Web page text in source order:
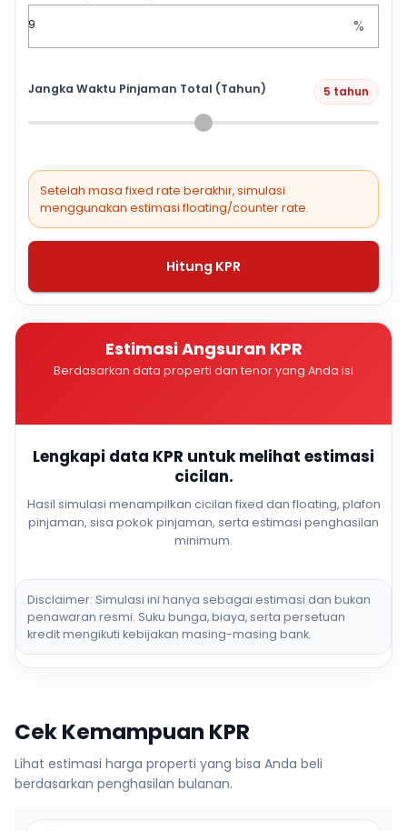
%
Jangka Waktu Pinjaman Total (Tahun) 5 tahun
Setelah masa fixed rate berakhir, simulasi
menggunakan estimasi floating/counter rate.
Hitung KPR
Estimasi Angsuran KPR
Berdasarkan data properti dan tenor yang Anda isi
Lengkapi data KPR untuk melihat estimasi
cicilan.
Hasil simulasi menampilkan cicilan fixed dan floating, plafon
pinjaman, sisa pokok pinjaman, serta estimasi penghasilan
minimum.
Disclaimer: Simulasi ini hanya sebagai estimasi dan bukan
penawaran resmi. Suku bunga, biaya, serta persetuan
kredit mengikuti kebijakan masing-masing bank.
Cek Kemampuan KPR
Lihat estimasi harga properti yang bisa Anda beli
berdasarkan penghasilan bulanan.